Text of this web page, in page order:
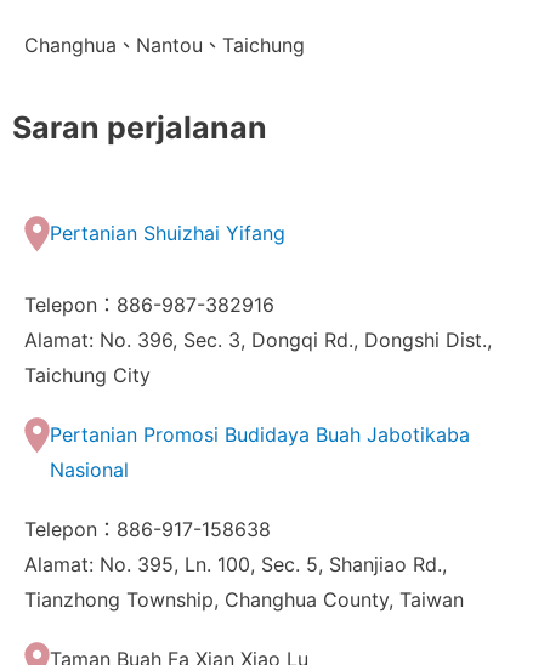
Changhua、Nantou、Taichung
Saran perjalanan
Pertanian Shuizhai Yifang
Telepon：886-987-382916
Alamat: No. 396, Sec. 3, Dongqi Rd., Dongshi Dist.,
Taichung City
Pertanian Promosi Budidaya Buah Jabotikaba
Nasional
Telepon：886-917-158638
Alamat: No. 395, Ln. 100, Sec. 5, Shanjiao Rd.,
Tianzhong Township, Changhua County, Taiwan
Taman Buah Fa Xian Xiao Lu